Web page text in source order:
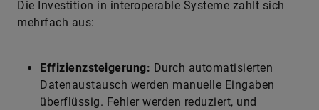
Die Investition in interoperable Systeme zahlt sich
mehrfach aus:
Effizienzsteigerung: Durch automatisierten
Datenaustausch werden manuelle Eingaben
überflüssig. Fehler werden reduziert, und